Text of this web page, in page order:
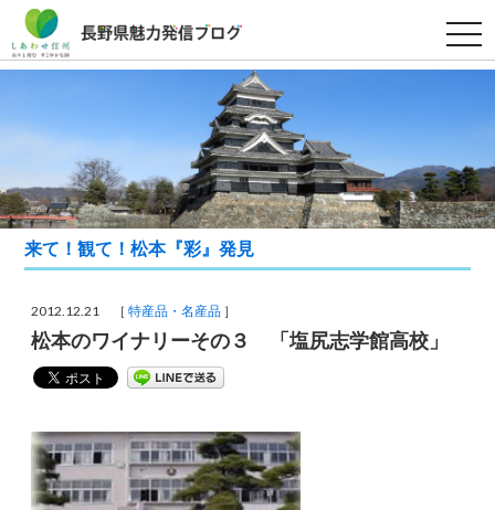
t
o
g
v
i
g
a
t
来て！観て！松本『彩』発見
2012.12.21 ［特産品・名産品 ］
松本のワイナリーその３ 「塩尻志学館高校」